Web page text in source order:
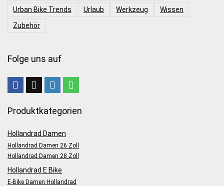
Urban Bike Trends
Urlaub Werkzeug
Wissen
Zubehör
Folge uns auf
Produktkategorien
Hollandrad Damen
Hollandrad Damen 26 Zoll
Hollandrad Damen 28 Zoll
Hollandrad E Bike
E-Bike Damen Hollandrad